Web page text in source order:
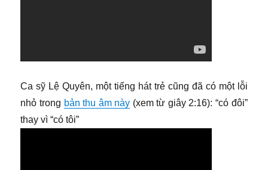
Ca sỹ Lệ Quyên, một tiếng hát trẻ cũng đã có một lỗi
nhỏ trong bản thu âm này (xem từ giây 2:16): “có đôi”
thay vì “có tôi”